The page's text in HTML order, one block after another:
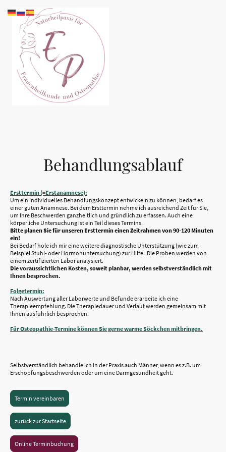
Behandlungsablauf
Ersttermin (=Erstanamnese):
Um ein individuelles Behandlungskonzept entwickeln zu können, bedarf es
einer guten Anamnese. Bei dem Ersttermin nehme ich ausreichend Zeit für Sie,
um Ihre Beschwerden ganzheitlich und gründlich zu erfassen. Auch eine
körperliche Untersuchung ist ein Teil dieses Termins.
Bitte planen Sie für unseren Ersttermin einen Zeitrahmen von 90-120 Minuten
ein!
Bei Bedarf hole ich mir eine weitere diagnostische Unterstützung (wie zum
Beispiel Stuhl- oder Hormonuntersuchung) zur Hilfe. Die Proben werden von
einem zertifizierten Labor analysiert.
Die voraussichtlichen Kosten, soweit planbar, werden selbstverständlich mit
Ihnen besprochen.
Folgetermin:
Nach Auswertung aller Laborwerte und Befunde erarbeite ich eine
Therapieempfehlung. Die Therapiedauer und Verlauf werden gemeinsam mit
Ihnen ausführlich besprochen.
Für Osteopathie-Termine können Sie gerne warme Söckchen mitbringen.
Selbstverständlich behandle ich in der Praxis auch Männer, wenn es z.B. um
Erschöpfungsbeschwerden oder um eine Darmgesundheit geht.
Termin vereinbaren
zurück zur Startseite
Online Terminbuchung